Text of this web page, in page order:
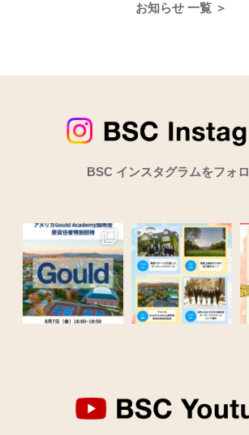
お知らせ 一覧 ＞
BSC インスタグラムをフォ
8月7日（金）Gould Academy説明会開催
Gould Academyの寮担当者 ＊＊＊＊＊＊＊＊
「英語サポートが充実した 大学進学イベントのご案内 BSCでは、総合型